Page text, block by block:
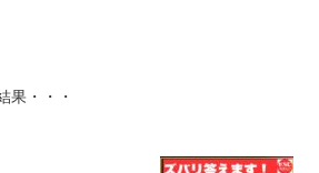
果・・・